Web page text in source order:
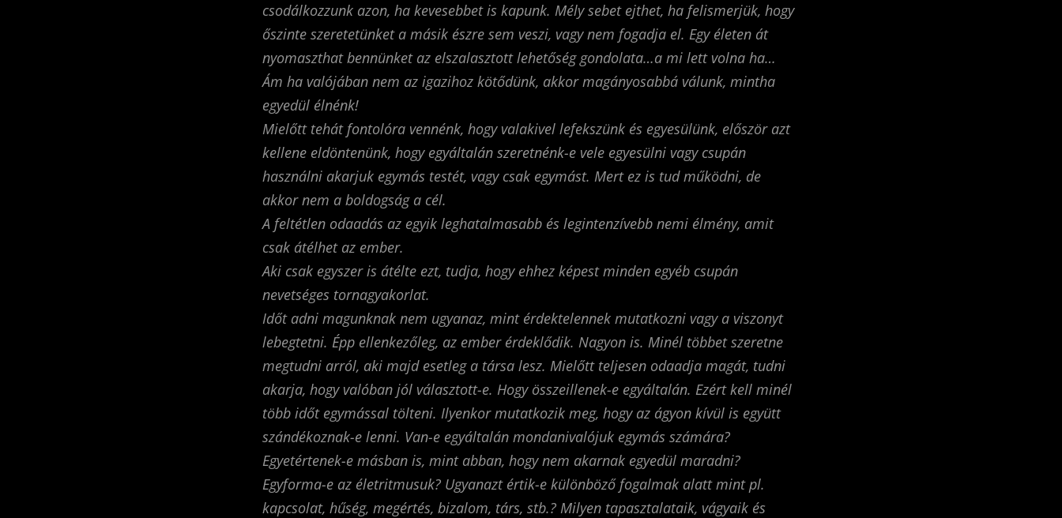
csodálkozzunk azon, ha kevesebbet is kapunk. Mély sebet ejthet, ha felismerjük, hogy
őszinte szeretetünket a másik észre sem veszi, vagy nem fogadja el. Egy életen át
nyomaszthat bennünket az elszalasztott lehetőség gondolata…a mi lett volna ha…
Ám ha valójában nem az igazihoz kötődünk, akkor magányosabbá válunk, mintha
egyedül élnénk!
Mielőtt tehát fontolóra vennénk, hogy valakivel lefekszünk és egyesülünk, először azt
kellene eldöntenünk, hogy egyáltalán szeretnénk-e vele egyesülni vagy csupán
használni akarjuk egymás testét, vagy csak egymást. Mert ez is tud működni, de
akkor nem a boldogság a cél.
A feltétlen odaadás az egyik leghatalmasabb és legintenzívebb nemi élmény, amit
csak átélhet az ember.
Aki csak egyszer is átélte ezt, tudja, hogy ehhez képest minden egyéb csupán
nevetséges tornagyakorlat.
Időt adni magunknak nem ugyanaz, mint érdektelennek mutatkozni vagy a viszonyt
lebegtetni. Épp ellenkezőleg, az ember érdeklődik. Nagyon is. Minél többet szeretne
megtudni arról, aki majd esetleg a társa lesz. Mielőtt teljesen odaadja magát, tudni
akarja, hogy valóban jól választott-e. Hogy összeillenek-e egyáltalán. Ezért kell minél
több időt egymással tölteni. Ilyenkor mutatkozik meg, hogy az ágyon kívül is együtt
szándékoznak-e lenni. Van-e egyáltalán mondanivalójuk egymás számára?
Egyetértenek-e másban is, mint abban, hogy nem akarnak egyedül maradni?
Egyforma-e az életritmusuk? Ugyanazt értik-e különböző fogalmak alatt mint pl.
kapcsolat, hűség, megértés, bizalom, társ, stb.? Milyen tapasztalataik, vágyaik és